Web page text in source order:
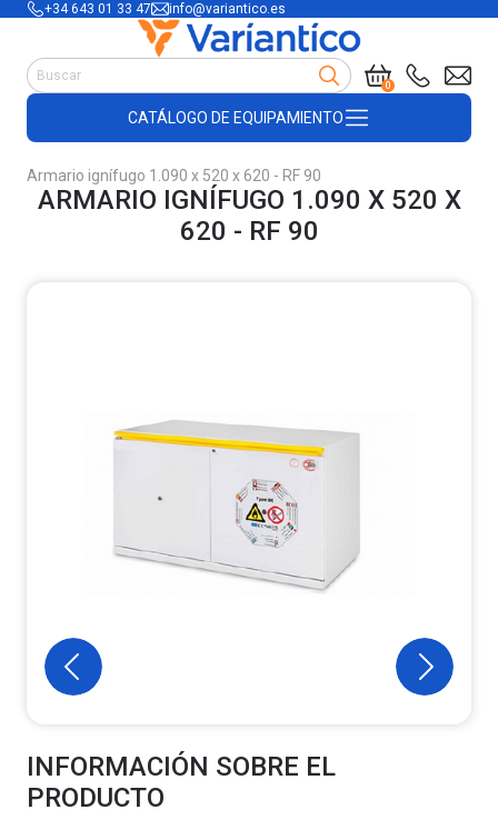
+34 643 01 33 47 info@variantico.es
0
CATÁLOGO DE EQUIPAMIENTO
Accesorios para carretillas
Útiles de almacén
Productos de plástico y madera
Encofrado
Armario ignífugo 1.090 x 520 x 620 - RF 90
ARMARIO IGNÍFUGO 1.090 X 520 X
620 - RF 90
INFORMACIÓN SOBRE EL
PRODUCTO